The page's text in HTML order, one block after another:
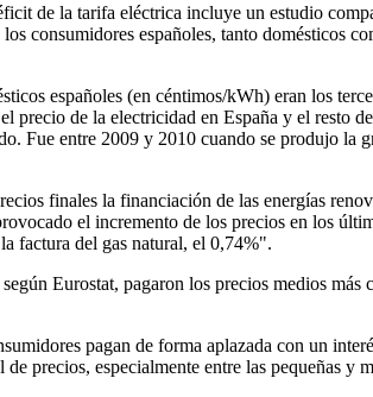
de la tarifa eléctrica incluye un estudio
consumidores españoles, tanto domésticos
españoles (en céntimos/kWh) eran los
de la electricidad en España y el resto
entre 2009 y 2010 cuando se produjo la
finales la financiación de las energías
el incremento de los precios en los
factura del gas natural, el 0,74%".
Eurostat, pagaron los precios medios más
pagan de forma aplazada con un
precios, especialmente entre las pequeñas y